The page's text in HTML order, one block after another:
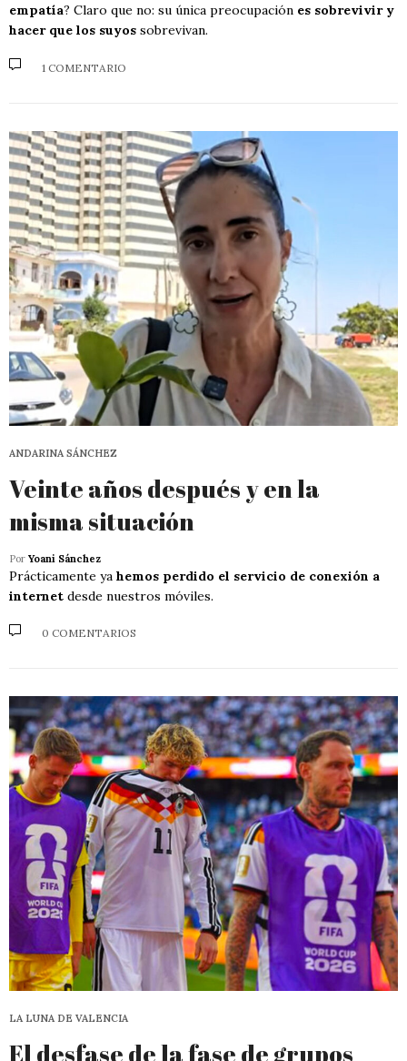
empatía? Claro que no: su única preocupación es sobrevivir y
hacer que los suyos sobrevivan.
1 COMENTARIO
ANDARINA SÁNCHEZ
Veinte años después y en la
misma situación
Por Yoani Sánchez
Prácticamente ya hemos perdido el servicio de conexión a
internet desde nuestros móviles.
0 COMENTARIOS
LA LUNA DE VALENCIA
El desfase de la fase de grupos